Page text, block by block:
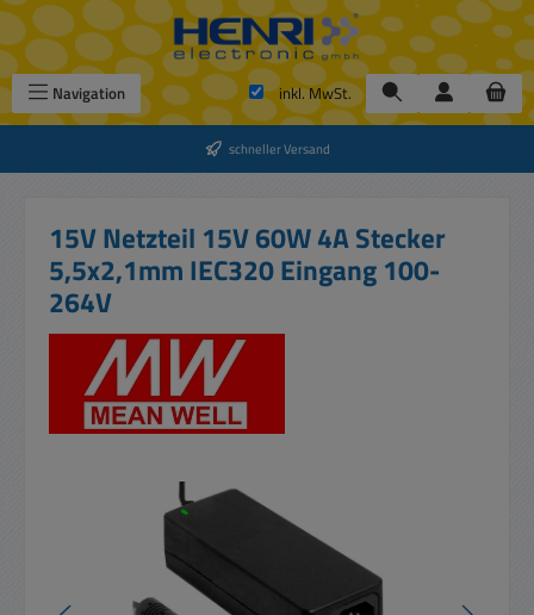
Zum Hauptinhalt springen
Navigation inkl. MwSt.
schneller Versand
15V Netzteil 15V 60W 4A Stecker
5,5x2,1mm IEC320 Eingang 100-
264V
Bildergalerie überspringen